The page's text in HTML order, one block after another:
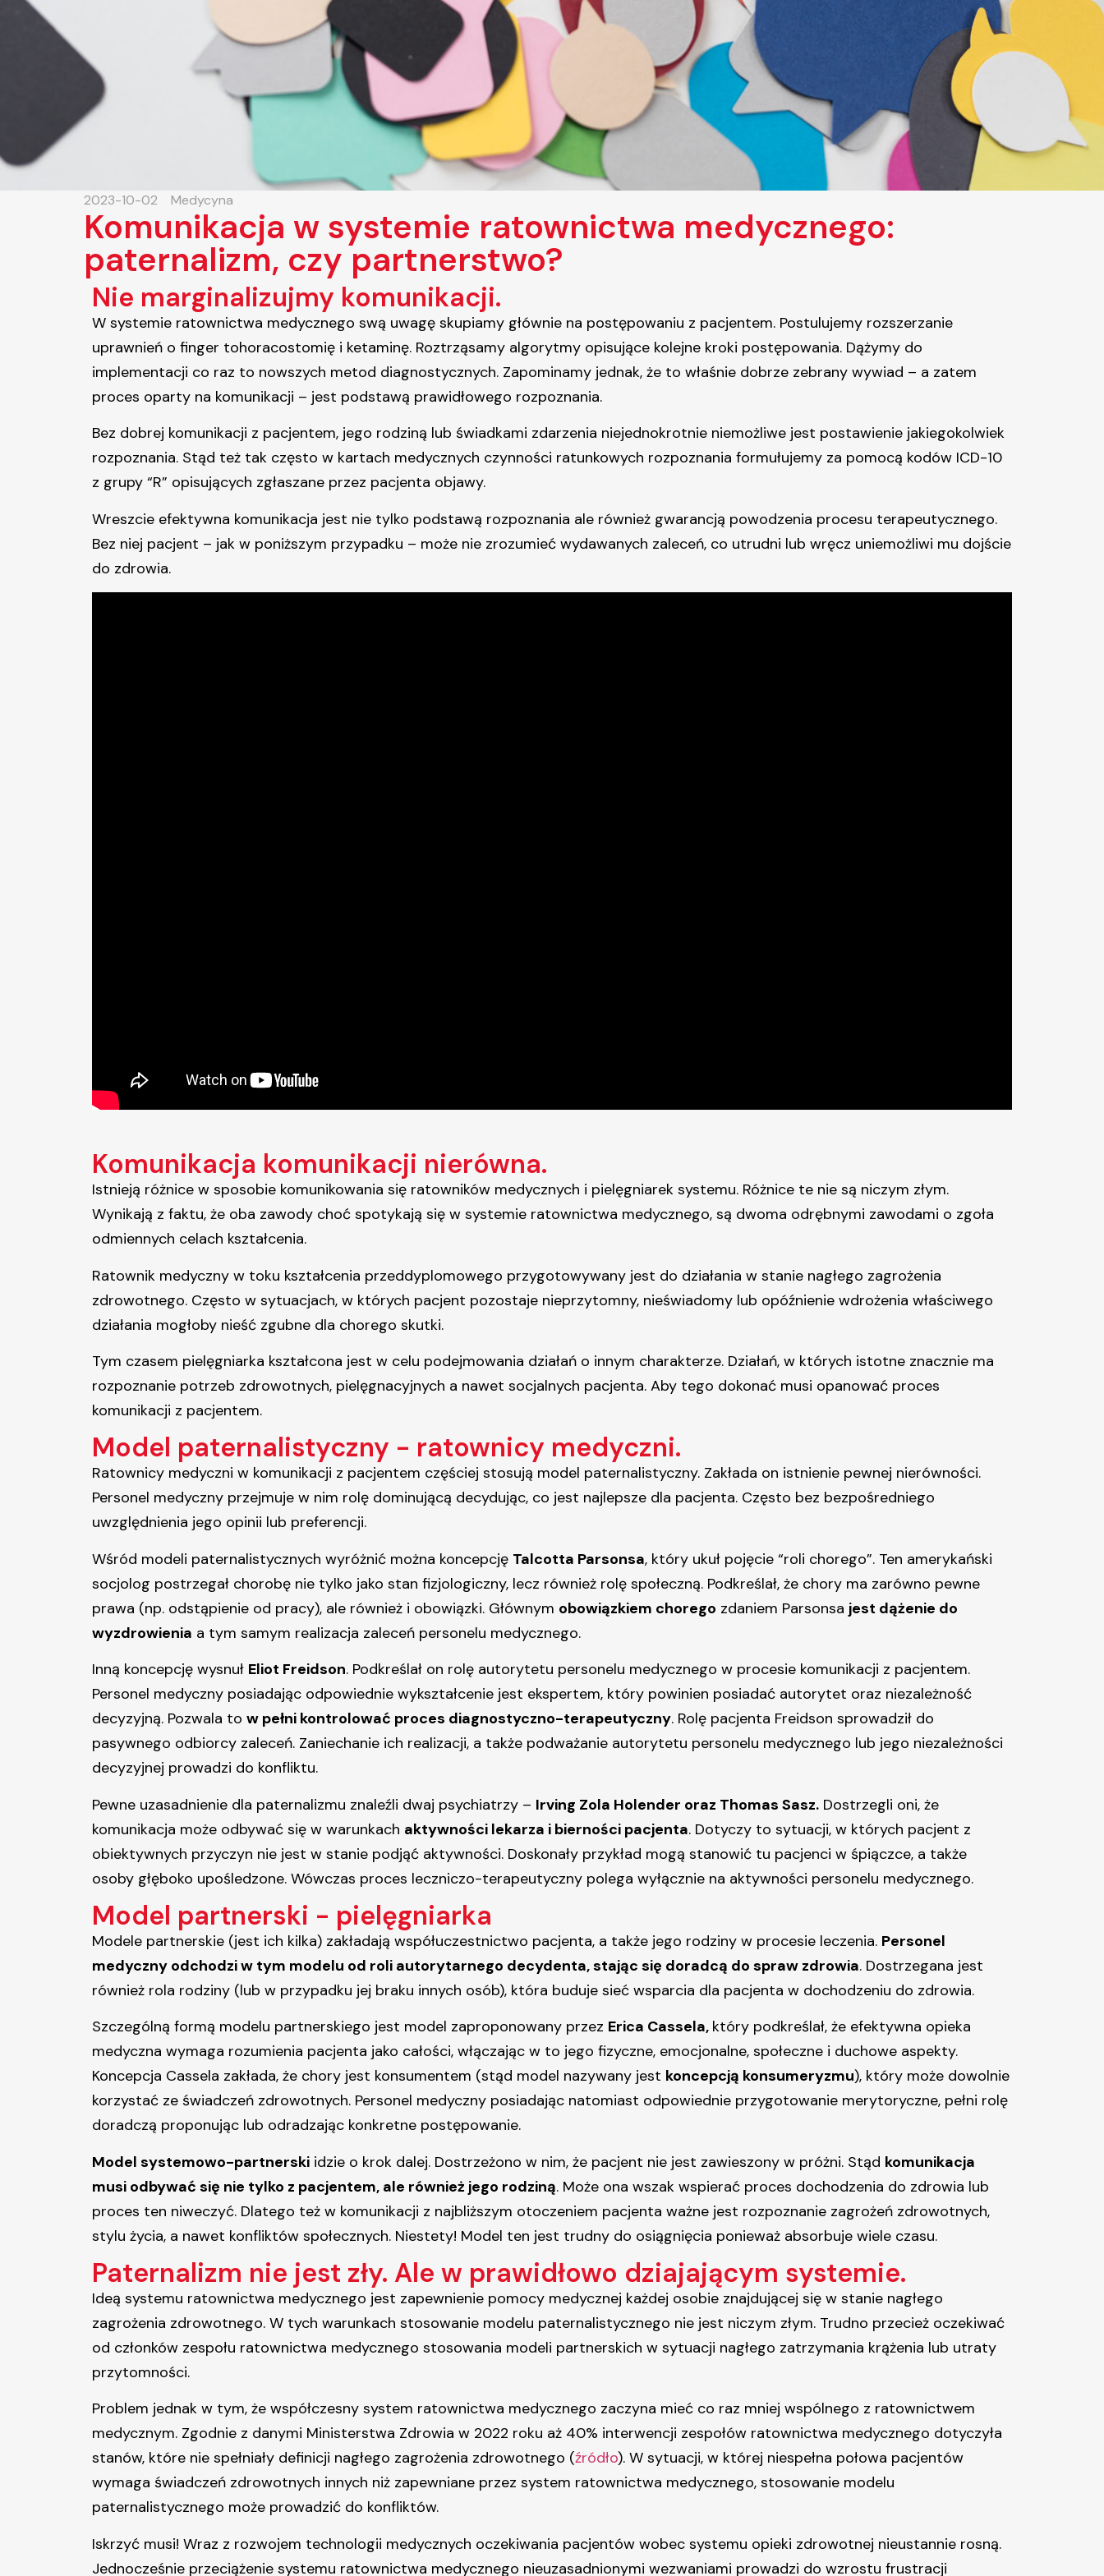
2023-10-02 Medycyna
Komunikacja w systemie ratownictwa medycznego:
paternalizm, czy partnerstwo?
Nie marginalizujmy komunikacji.
W systemie ratownictwa medycznego swą uwagę skupiamy głównie na postępowaniu z pacjentem. Postulujemy rozszerzanie
uprawnień o finger tohoracostomię i ketaminę. Roztrząsamy algorytmy opisujące kolejne kroki postępowania. Dążymy do
implementacji co raz to nowszych metod diagnostycznych. Zapominamy jednak, że to właśnie dobrze zebrany wywiad – a zatem
proces oparty na komunikacji – jest podstawą prawidłowego rozpoznania.
Bez dobrej komunikacji z pacjentem, jego rodziną lub świadkami zdarzenia niejednokrotnie niemożliwe jest postawienie jakiegokolwiek
rozpoznania. Stąd też tak często w kartach medycznych czynności ratunkowych rozpoznania formułujemy za pomocą kodów ICD-10
z grupy “R” opisujących zgłaszane przez pacjenta objawy.
Wreszcie efektywna komunikacja jest nie tylko podstawą rozpoznania ale również gwarancją powodzenia procesu terapeutycznego.
Bez niej pacjent – jak w poniższym przypadku – może nie zrozumieć wydawanych zaleceń, co utrudni lub wręcz uniemożliwi mu dojście
do zdrowia.
Komunikacja komunikacji nierówna.
Istnieją różnice w sposobie komunikowania się ratowników medycznych i pielęgniarek systemu. Różnice te nie są niczym złym.
Wynikają z faktu, że oba zawody choć spotykają się w systemie ratownictwa medycznego, są dwoma odrębnymi zawodami o zgoła
odmiennych celach kształcenia.
Ratownik medyczny w toku kształcenia przeddyplomowego przygotowywany jest do działania w stanie nagłego zagrożenia
zdrowotnego. Często w sytuacjach, w których pacjent pozostaje nieprzytomny, nieświadomy lub opóźnienie wdrożenia właściwego
działania mogłoby nieść zgubne dla chorego skutki.
Tym czasem pielęgniarka kształcona jest w celu podejmowania działań o innym charakterze. Działań, w których istotne znacznie ma
rozpoznanie potrzeb zdrowotnych, pielęgnacyjnych a nawet socjalnych pacjenta. Aby tego dokonać musi opanować proces
komunikacji z pacjentem.
Model paternalistyczny - ratownicy medyczni.
Ratownicy medyczni w komunikacji z pacjentem częściej stosują model paternalistyczny. Zakłada on istnienie pewnej nierówności.
Personel medyczny przejmuje w nim rolę dominującą decydując, co jest najlepsze dla pacjenta. Często bez bezpośredniego
uwzględnienia jego opinii lub preferencji.
Wśród modeli paternalistycznych wyróżnić można koncepcję Talcotta Parsonsa, który ukuł pojęcie “roli chorego”. Ten amerykański
socjolog postrzegał chorobę nie tylko jako stan fizjologiczny, lecz również rolę społeczną. Podkreślał, że chory ma zarówno pewne
prawa (np. odstąpienie od pracy), ale również i obowiązki. Głównym obowiązkiem chorego zdaniem Parsonsa jest dążenie do
wyzdrowienia a tym samym realizacja zaleceń personelu medycznego.
Inną koncepcję wysnuł Eliot Freidson. Podkreślał on rolę autorytetu personelu medycznego w procesie komunikacji z pacjentem.
Personel medyczny posiadając odpowiednie wykształcenie jest ekspertem, który powinien posiadać autorytet oraz niezależność
decyzyjną. Pozwala to w pełni kontrolować proces diagnostyczno-terapeutyczny. Rolę pacjenta Freidson sprowadził do
pasywnego odbiorcy zaleceń. Zaniechanie ich realizacji, a także podważanie autorytetu personelu medycznego lub jego niezależności
decyzyjnej prowadzi do konfliktu.
Pewne uzasadnienie dla paternalizmu znaleźli dwaj psychiatrzy – Irving Zola Holender oraz Thomas Sasz. Dostrzegli oni, że
komunikacja może odbywać się w warunkach aktywności lekarza i bierności pacjenta. Dotyczy to sytuacji, w których pacjent z
obiektywnych przyczyn nie jest w stanie podjąć aktywności. Doskonały przykład mogą stanowić tu pacjenci w śpiączce, a także
osoby głęboko upośledzone. Wówczas proces leczniczo-terapeutyczny polega wyłącznie na aktywności personelu medycznego.
Model partnerski - pielęgniarka
Modele partnerskie (jest ich kilka) zakładają współuczestnictwo pacjenta, a także jego rodziny w procesie leczenia. Personel
medyczny odchodzi w tym modelu od roli autorytarnego decydenta, stając się doradcą do spraw zdrowia. Dostrzegana jest
również rola rodziny (lub w przypadku jej braku innych osób), która buduje sieć wsparcia dla pacjenta w dochodzeniu do zdrowia.
Szczególną formą modelu partnerskiego jest model zaproponowany przez Erica Cassela, który podkreślał, że efektywna opieka
medyczna wymaga rozumienia pacjenta jako całości, włączając w to jego fizyczne, emocjonalne, społeczne i duchowe aspekty.
Koncepcja Cassela zakłada, że chory jest konsumentem (stąd model nazywany jest koncepcją konsumeryzmu), który może dowolnie
korzystać ze świadczeń zdrowotnych. Personel medyczny posiadając natomiast odpowiednie przygotowanie merytoryczne, pełni rolę
doradczą proponując lub odradzając konkretne postępowanie.
Model systemowo-partnerski idzie o krok dalej. Dostrzeżono w nim, że pacjent nie jest zawieszony w próżni. Stąd komunikacja
musi odbywać się nie tylko z pacjentem, ale również jego rodziną. Może ona wszak wspierać proces dochodzenia do zdrowia lub
proces ten niweczyć. Dlatego też w komunikacji z najbliższym otoczeniem pacjenta ważne jest rozpoznanie zagrożeń zdrowotnych,
stylu życia, a nawet konfliktów społecznych. Niestety! Model ten jest trudny do osiągnięcia ponieważ absorbuje wiele czasu.
Paternalizm nie jest zły. Ale w prawidłowo dziajającym systemie.
Ideą systemu ratownictwa medycznego jest zapewnienie pomocy medycznej każdej osobie znajdującej się w stanie nagłego
zagrożenia zdrowotnego. W tych warunkach stosowanie modelu paternalistycznego nie jest niczym złym. Trudno przecież oczekiwać
od członków zespołu ratownictwa medycznego stosowania modeli partnerskich w sytuacji nagłego zatrzymania krążenia lub utraty
przytomności.
Problem jednak w tym, że współczesny system ratownictwa medycznego zaczyna mieć co raz mniej wspólnego z ratownictwem
medycznym. Zgodnie z danymi Ministerstwa Zdrowia w 2022 roku aż 40% interwencji zespołów ratownictwa medycznego dotyczyła
stanów, które nie spełniały definicji nagłego zagrożenia zdrowotnego (źródło). W sytuacji, w której niespełna połowa pacjentów
wymaga świadczeń zdrowotnych innych niż zapewniane przez system ratownictwa medycznego, stosowanie modelu
paternalistycznego może prowadzić do konfliktów.
Iskrzyć musi! Wraz z rozwojem technologii medycznych oczekiwania pacjentów wobec systemu opieki zdrowotnej nieustannie rosną.
Jednocześnie przeciążenie systemu ratownictwa medycznego nieuzasadnionymi wezwaniami prowadzi do wzrostu frustracji